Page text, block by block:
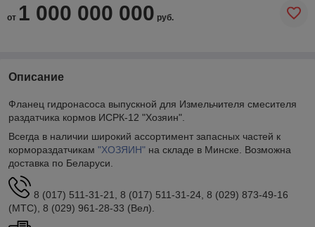
от 1 000 000 000 руб.
Описание
Фланец гидронасоса выпускной для Измельчителя смесителя
раздатчика кормов ИСРК-12 "Хозяин".
Всегда в наличии широкий ассортимент запасных частей к
кормораздатчикам "ХОЗЯИН" на складе в Минске. Возможна
доставка по Беларуси.
8 (017) 511-31-21, 8 (017) 511-31-24, 8 (029) 873-49-16
(МТС), 8 (029) 961-28-33 (Вел).